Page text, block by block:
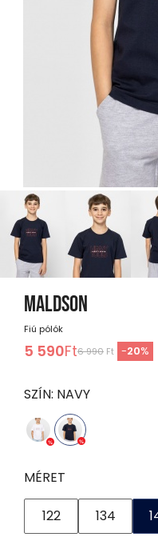
MALDSON
Fiú pólók
5 590Ft6 990 Ft -20%
SZÍN: NAVY
MÉRET
122 134